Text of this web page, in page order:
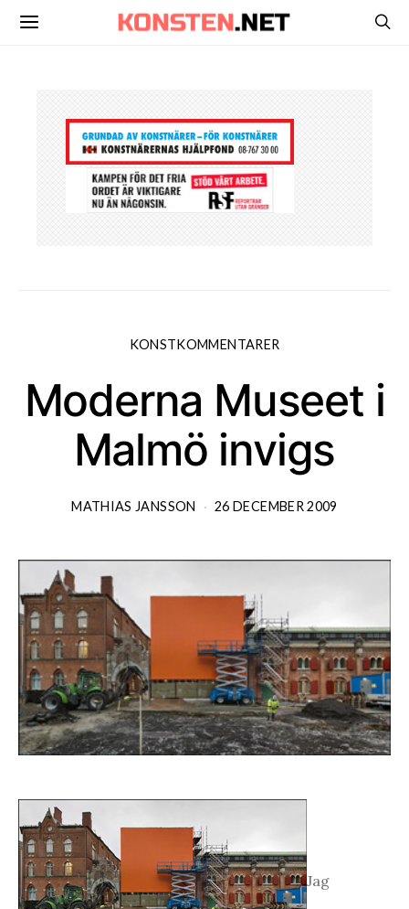
KONSTKOMMENTARER
Moderna Museet i
Malmö invigs
MATHIAS JANSSON 26 DECEMBER 2009
Jag